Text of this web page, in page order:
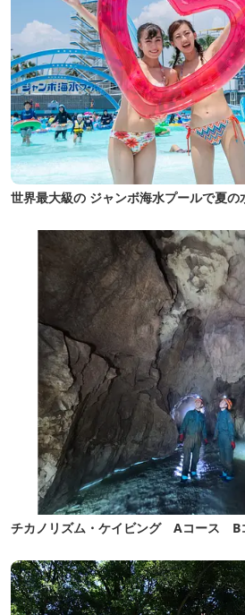
世界最大級の ジャンボ海水プールで夏の
チカノリズム・ケイビング Aコース B